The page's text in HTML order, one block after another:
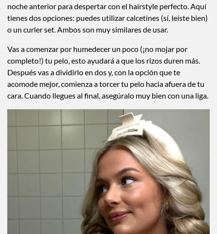
noche anterior para despertar con el hairstyle perfecto. Aquí
tienes dos opciones: puedes utilizar calcetines (sí, leíste bien)
o un curler set. Ambos son muy similares de usar.
Vas a comenzar por humedecer un poco (¡no mojar por
completo!) tu pelo, esto ayudará a que los rizos duren más.
Después vas a dividirlo en dos y, con la opción que te
acomode mejor, comienza a torcer tu pelo hacia afuera de tu
cara. Cuando llegues al final, asegúralo muy bien con una liga.